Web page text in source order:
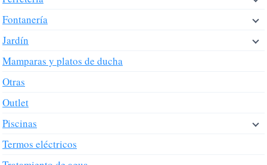
Fontanería
Jardín
Mamparas y platos de ducha
Otras
Outlet
Piscinas
Termos eléctricos